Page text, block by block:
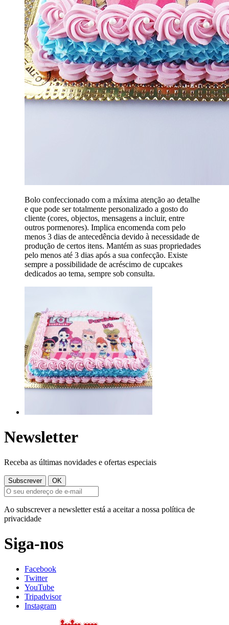
Bolo confeccionado com a máxima atenção ao detalhe
e que pode ser totalmente personalizado a gosto do
cliente (cores, objectos, mensagens a incluir, entre
outros pormenores). Implica encomenda com pelo
menos 3 dias de antecedência devido à necessidade de
produção de certos itens. Mantém as suas propriedades
pelo menos até 3 dias após a sua confecção. Existe
sempre a possibilidade de acréscimo de cupcakes
dedicados ao tema, sempre sob consulta.
Newsletter
Receba as últimas novidades e ofertas especiais
Ao subscrever a newsletter está a aceitar a nossa política de
privacidade
Siga-nos
Facebook
Twitter
YouTube
Tripadvisor
Instagram